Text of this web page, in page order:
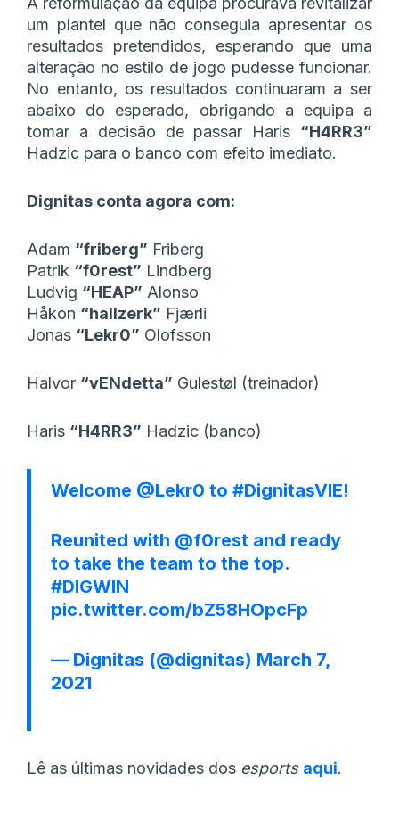
um plantel que não conseguia apresentar os
resultados pretendidos, esperando que uma
alteração no estilo de jogo pudesse funcionar.
No entanto, os resultados continuaram a ser
abaixo do esperado, obrigando a equipa a
tomar a decisão de passar Haris “⁠H4RR3⁠”
Hadzic para o banco com efeito imediato.
Dignitas conta agora com:
Adam “⁠friberg⁠” Friberg
Patrik “⁠f0rest⁠” Lindberg
Ludvig “⁠HEAP⁠” Alonso
Håkon “⁠hallzerk⁠” Fjærli
Jonas “⁠Lekr0⁠” Olofsson
Halvor “⁠vENdetta⁠” Gulestøl (treinador)
Haris “⁠H4RR3⁠” Hadzic (banco)
Welcome @Lekr0 to #DignitasVIE!
Reunited with @f0rest and ready
to take the team to the top.
#DIGWIN
pic.twitter.com/bZ58HOpcFp
— Dignitas (@dignitas) March 7,
2021
Lê as últimas novidades dos esports aqui.